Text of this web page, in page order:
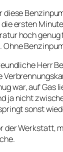
diese
ersten
hoch genug
Ohne
Herr
war, auf Gas
ja nicht
sonst
der Werkstatt,